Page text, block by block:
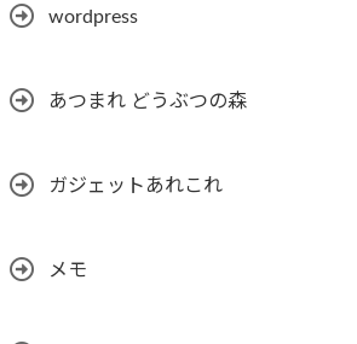
wordpress
あつまれ どうぶつの森
ガジェットあれこれ
メモ